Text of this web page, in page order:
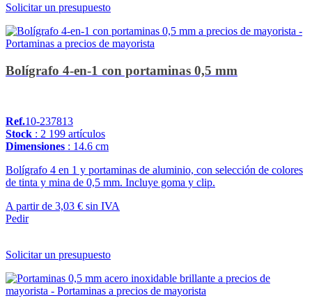
Solicitar un presupuesto
Bolígrafo 4-en-1 con portaminas 0,5 mm
Ref.10-237813
Stock : 2 199 artículos
Dimensiones : 14.6 cm
Bolígrafo 4 en 1 y portaminas de aluminio, con selección de colores
de tinta y mina de 0,5 mm. Incluye goma y clip.
A partir de 3,03 € sin IVA
Pedir
Solicitar un presupuesto